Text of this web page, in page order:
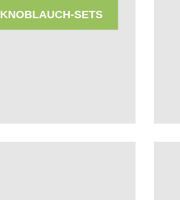
KNOBLAUCH-SETS